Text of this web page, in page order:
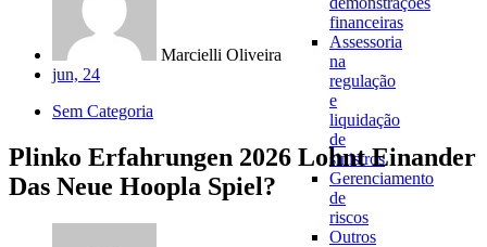
financeiras
Assessoria
na
regulação
e
liquidação
de
sinistros
Gerenciamento
de
riscos
Outros
Marcielli Oliveira
jun, 24
Sem Categoria
Plinko Erfahrungen 2026 Lohnt Einander
Das Neue Hoopla Spiel?